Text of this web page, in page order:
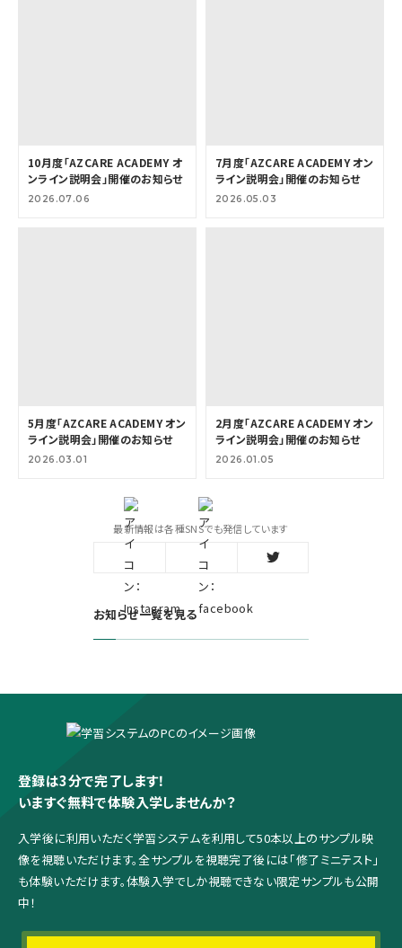
10月度「AZCARE ACADEMY オ
ンライン説明会」開催のお知らせ
2026.07.06
7月度「AZCARE ACADEMY オン
ライン説明会」開催のお知らせ
2026.05.03
5月度「AZCARE ACADEMY オン
ライン説明会」開催のお知らせ
2026.03.01
2月度「AZCARE ACADEMY オン
ライン説明会」開催のお知らせ
2026.01.05
最新情報は各種SNSでも発信しています
お知らせ一覧を見る
登録は3分で完了します！
いますぐ無料で体験入学しませんか？
入学後に利用いただく学習システムを利用して50本以上のサンプル映
像を視聴いただけます。全サンプルを視聴完了後には「修了ミニテスト」
も体験いただけます。体験入学でしか視聴できない限定サンプルも公開
中！